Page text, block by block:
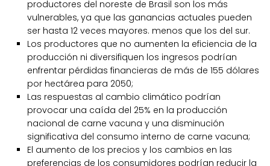
productores del noreste de Brasil son los más
vulnerables, ya que las ganancias actuales pueden
ser hasta 12 veces mayores. menos que los del sur.
Los productores que no aumenten la eficiencia de la
producción ni diversifiquen los ingresos podrían
enfrentar pérdidas financieras de más de 155 dólares
por hectárea para 2050;
Las respuestas al cambio climático podrían
provocar una caída del 25% en la producción
nacional de carne vacuna y una disminución
significativa del consumo interno de carne vacuna;
El aumento de los precios y los cambios en las
preferencias de los consumidores podrían reducir la